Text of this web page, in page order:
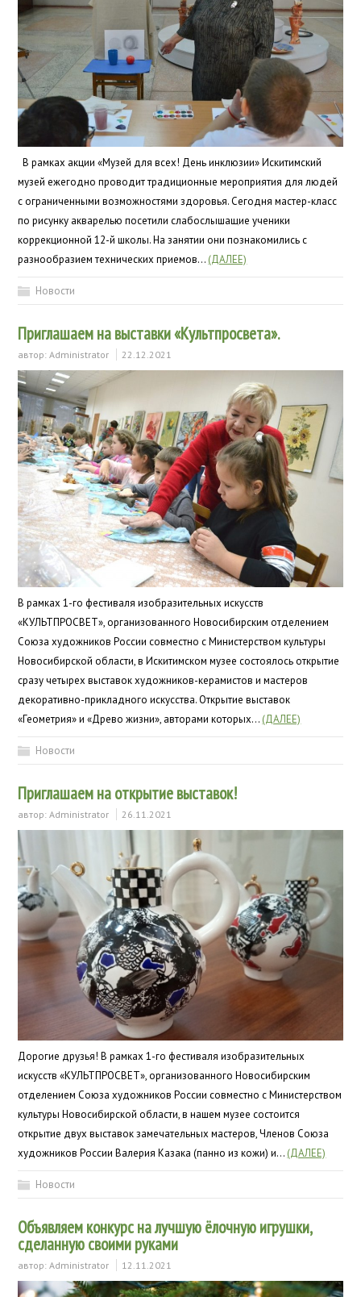
В рамках акции «Музей для всех! День инклюзии» Искитимский
музей ежегодно проводит традиционные мероприятия для людей
с ограниченными возможностями здоровья. Сегодня мастер-класс
по рисунку акварелью посетили слабослышащие ученики
коррекционной 12-й школы. На занятии они познакомились с
разнообразием технических приемов… (ДАЛЕЕ)
Новости
Приглашаем на выставки «Культпросвета».
автор:Administrator 22.12.2021
В рамках 1-го фестиваля изобразительных искусств
«КУЛЬТПРОСВЕТ», организованного Новосибирским отделением
Союза художников России совместно с Министерством культуры
Новосибирской области, в Искитимском музее состоялось открытие
сразу четырех выставок художников-керамистов и мастеров
декоративно-прикладного искусства. Открытие выставок
«Геометрия» и «Древо жизни», авторами которых… (ДАЛЕЕ)
Новости
Приглашаем на открытие выставок!
автор:Administrator 26.11.2021
Дорогие друзья! В рамках 1-го фестиваля изобразительных
искусств «КУЛЬТПРОСВЕТ», организованного Новосибирским
отделением Союза художников России совместно с Министерством
культуры Новосибирской области, в нашем музее состоится
открытие двух выставок замечательных мастеров, Членов Союза
художников России Валерия Казака (панно из кожи) и… (ДАЛЕЕ)
Новости
Объявляем конкурс на лучшую ёлочную игрушки,
сделанную своими руками
автор:Administrator 12.11.2021